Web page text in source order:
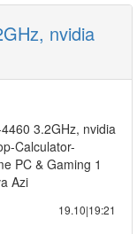
nvidia
3.2GHz, nvidia
Calculator-
PC & Gaming 1
Azi
19.10|19:21